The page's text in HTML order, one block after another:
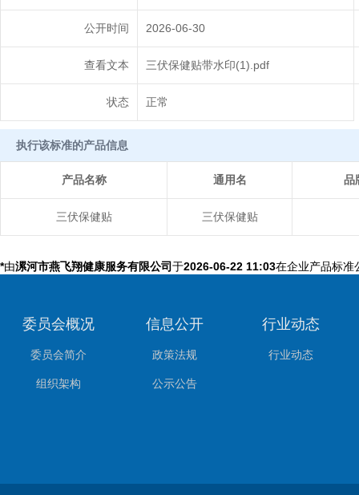
公开时间 2026-06-30
查看文本 三伏保健贴带水印(1).pdf
状态 正常
执行该标准的产品信息
产品名称 通用名 品
三伏保健贴 三伏保健贴
*由漯河市燕飞翔健康服务有限公司于2026-06-22 11:03在企业产品标准
委员会概况
委员会简介
组织架构
信息公开
政策法规
公示公告
行业动态
行业动态